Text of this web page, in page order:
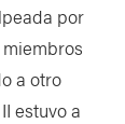
por
a otro
estuvo a